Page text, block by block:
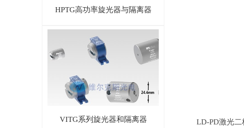
HPTG高功率旋光器与隔离器
VITG系列旋光器和隔离器 LD-PD激光